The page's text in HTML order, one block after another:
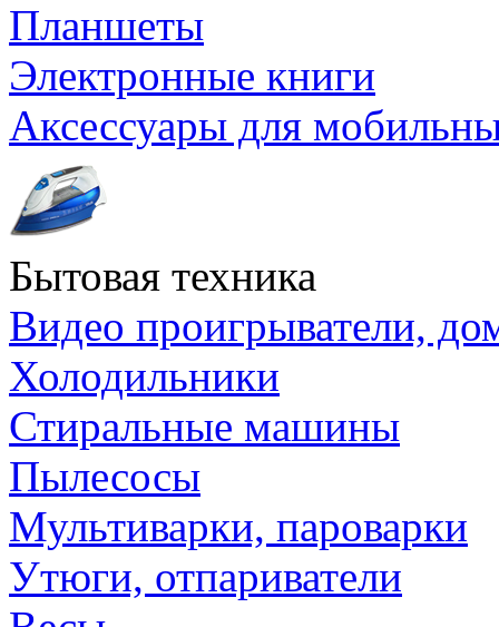
Планшеты
Электронные книги
Аксессуары для
Бытовая техника
Видео проигрыватели,
Холодильники
Стиральные машины
Пылесосы
Мультиварки, пароварки
Утюги, отпариватели